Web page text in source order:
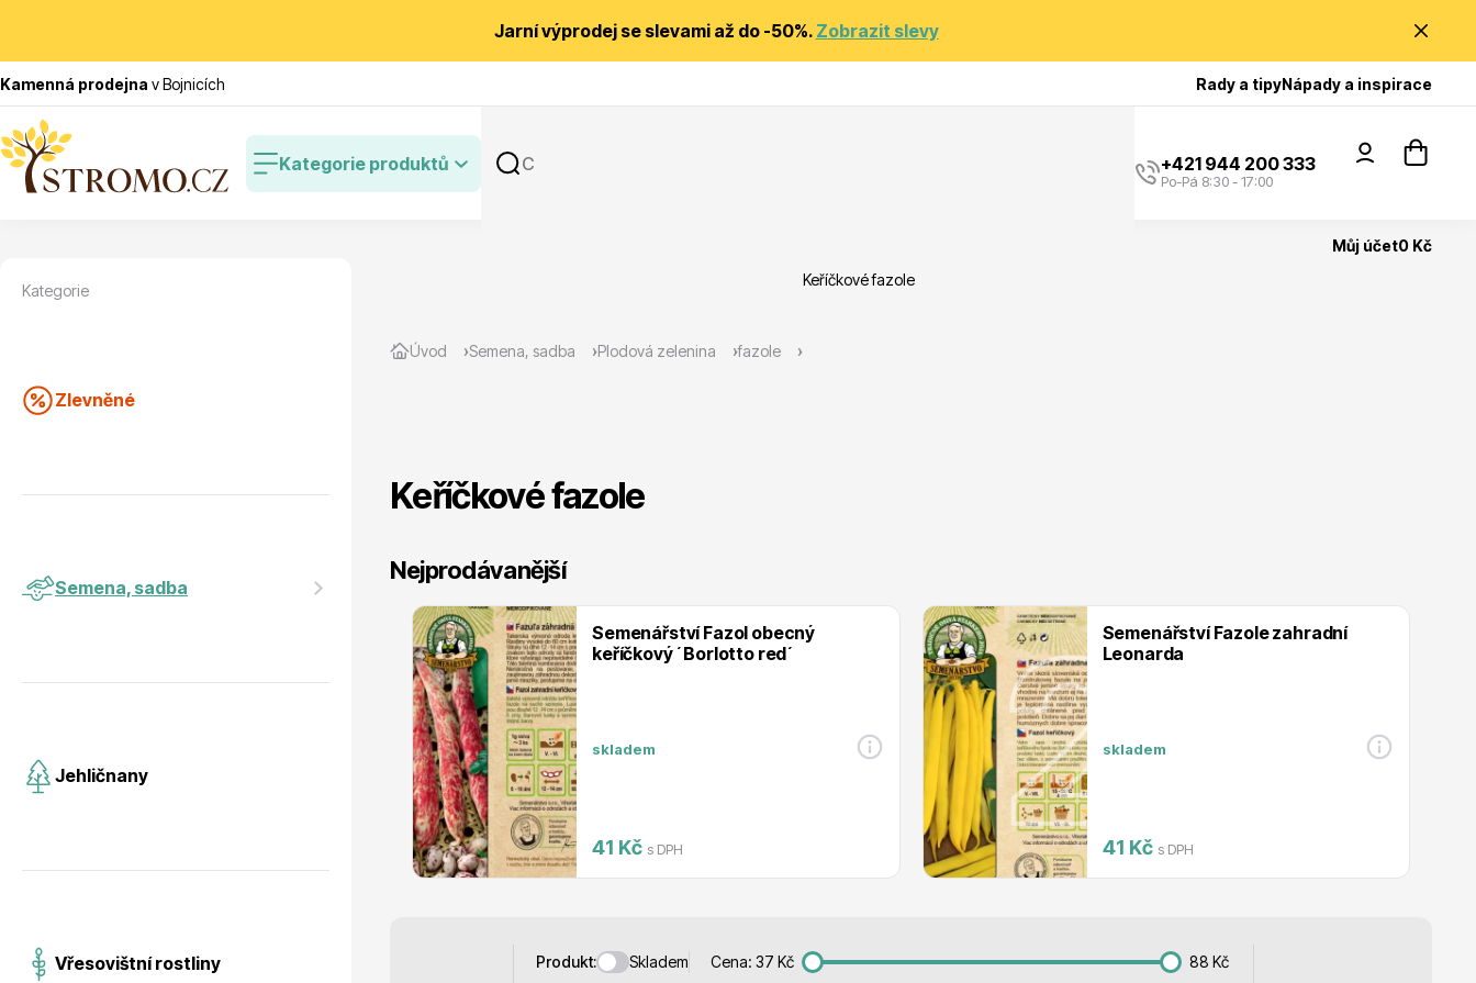
Jarní výprodej se slevami až do -50%. Zobrazit slevy
Kamenná prodejna v Bojnicích Rady a tipyNápady a inspirace
Kategorie produktů
Poradíme Vám?
+421 944 200 333
Po-Pá 8:30 - 17:00
Můj účet0 Kč
Cibuloviny
Nářadí, příslušenství
Úvod Semena, sadba Plodová zelenina fazole
Keříčkové fazole
Keříčkové fazole
Nejprodávanější
Semenářství Fazol obecný
keříčkový ´Borlotto red´
skladem
41 Kč s DPH
Semenářství Fazole zahradní
Leonarda
skladem
41 Kč s DPH
Produkt: Skladem Cena: 37 Kč 88 Kč
Kategorie
Zlevněné
Semena, sadba
Jehličnany
Vřesovištní rostliny